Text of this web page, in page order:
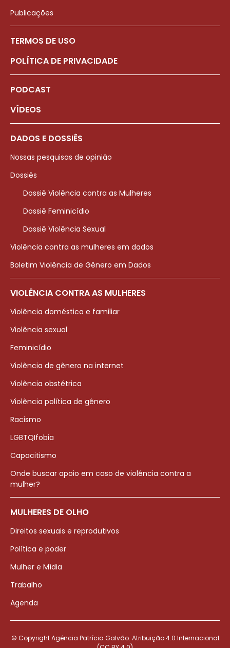
Publicações
TERMOS DE USO
POLÍTICA DE PRIVACIDADE
PODCAST
VÍDEOS
DADOS E DOSSIÊS
Nossas pesquisas de opinião
Dossiês
Dossiê Violência contra as Mulheres
Dossiê Feminicídio
Dossiê Violência Sexual
Violência contra as mulheres em dados
Boletim Violência de Gênero em Dados
VIOLÊNCIA CONTRA AS MULHERES
Violência doméstica e familiar
Violência sexual
Feminicídio
Violência de gênero na internet
Violência obstétrica
Violência política de gênero
Racismo
LGBTQIfobia
Capacitismo
Onde buscar apoio em caso de violência contra a
mulher?
MULHERES DE OLHO
Direitos sexuais e reprodutivos
Política e poder
Mulher e Mídia
Trabalho
Agenda
© Copyright Agência Patrícia Galvão. Atribuição 4.0 Internacional